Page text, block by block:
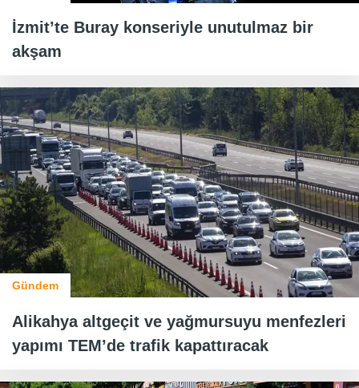
İzmit’te Buray konseriyle unutulmaz bir
akşam
Gündem
Alikahya altgeçit ve yağmursuyu menfezleri
yapımı TEM’de trafik kapattıracak